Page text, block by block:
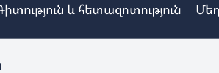
և հետազոտություն